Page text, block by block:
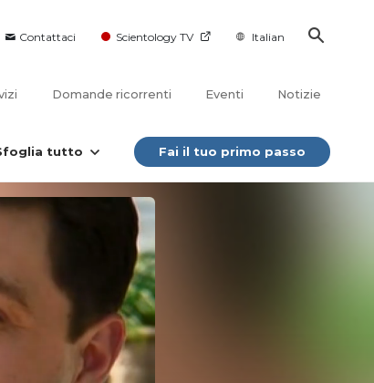
Contattaci Scientology TV Italian
Domande ricorrenti Eventi Notizie
tutto Fai il tuo primo passo